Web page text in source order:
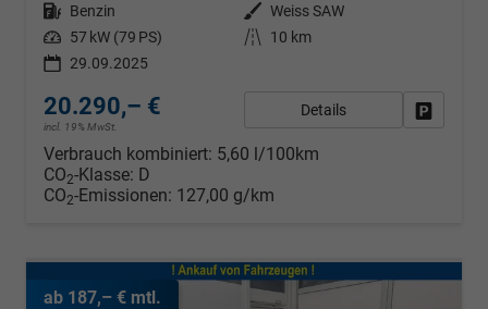
Kraftstoff Benzin Außenfarbe Weiss SAW
Leistung 57 kW (79 PS) Kilometerstand
10 km
29.09.2025
20.290,– €
incl. 19% MwSt.
Details
Verbrauch kombiniert: 5,60 l/100km
CO2-Klasse: D
CO2-Emissionen: 127,00 g/km
ab 187,– € mtl.